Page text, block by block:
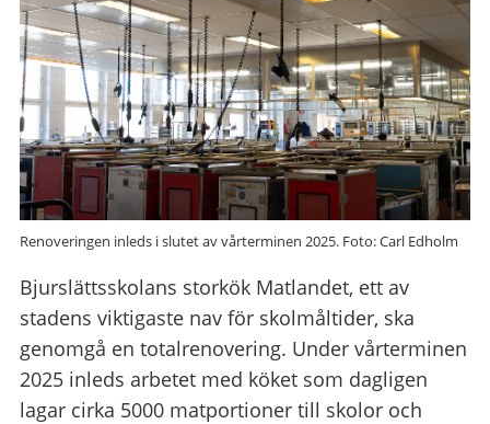
Renoveringen inleds i slutet av vårterminen 2025. Foto: Carl Edholm
Bjurslättsskolans storkök Matlandet, ett av
stadens viktigaste nav för skolmåltider, ska
genomgå en totalrenovering. Under vårterminen
2025 inleds arbetet med köket som dagligen
lagar cirka 5000 matportioner till skolor och